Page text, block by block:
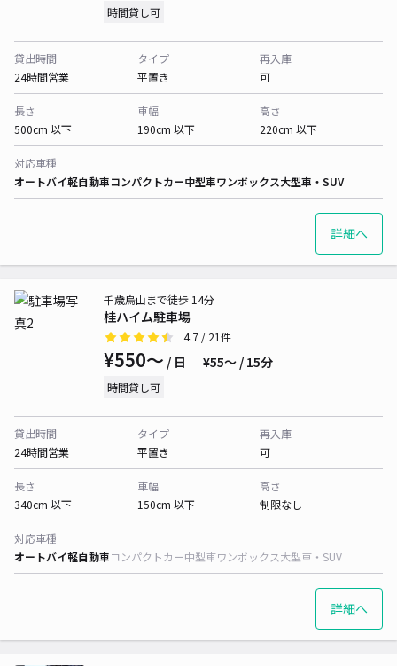
時間貸し可
貸出時間
24時間営業
タイプ
平置き
再入庫
可
長さ
500cm 以下
車幅
190cm 以下
高さ
220cm 以下
対応車種
オートバイ軽自動車コンパクトカー中型車ワンボックス大型車・SUV
詳細へ
桂ハイム駐車場
千歳烏山まで徒歩 14分
4.7 / 21件
¥550〜 / 日 ¥55〜 / 15分
時間貸し可
貸出時間
24時間営業
タイプ
平置き
再入庫
可
長さ
340cm 以下
車幅
150cm 以下
高さ
制限なし
対応車種
オートバイ軽自動車コンパクトカー中型車ワンボックス大型車・SUV
詳細へ